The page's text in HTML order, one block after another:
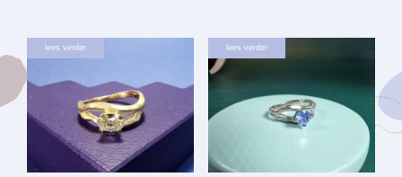
lees verder lees verder